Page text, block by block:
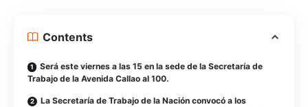
Contents
Será este viernes a las 15 en la sede de la Secretaría de
Trabajo de la Avenida Callao al 100.
La Secretaría de Trabajo de la Nación convocó a los